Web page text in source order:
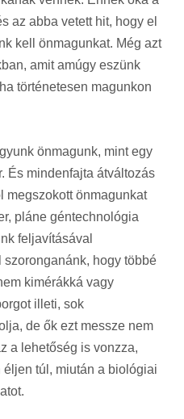
az abba vetett hit, hogy el
kell önmagunkat. Még azt
amit amúgy eszünk
történetesen magunkon
önmagunk, mint egy
És mindenfajta átváltozás
megszokott önmagunkat
pláne géntechnológia
feljavításával
szoronganánk, hogy többé
kimérákká vagy
illeti, sok
de ők ezt messze nem
a lehetőség is vonzza,
túl, miután a biológiai